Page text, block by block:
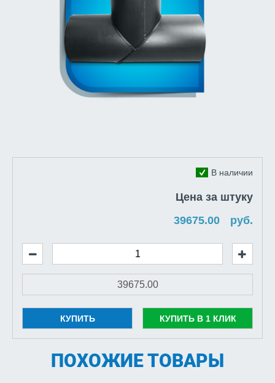
В наличии
Цена за штуку
руб.
КУПИТЬ КУПИТЬ В 1 КЛИК
ПОХОЖИЕ ТОВАРЫ